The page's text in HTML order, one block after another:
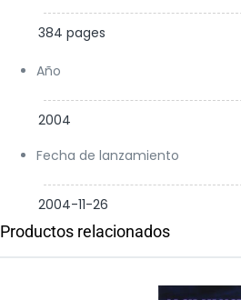
384 pages
Año
2004
Fecha de lanzamiento
2004-11-26
Productos relacionados